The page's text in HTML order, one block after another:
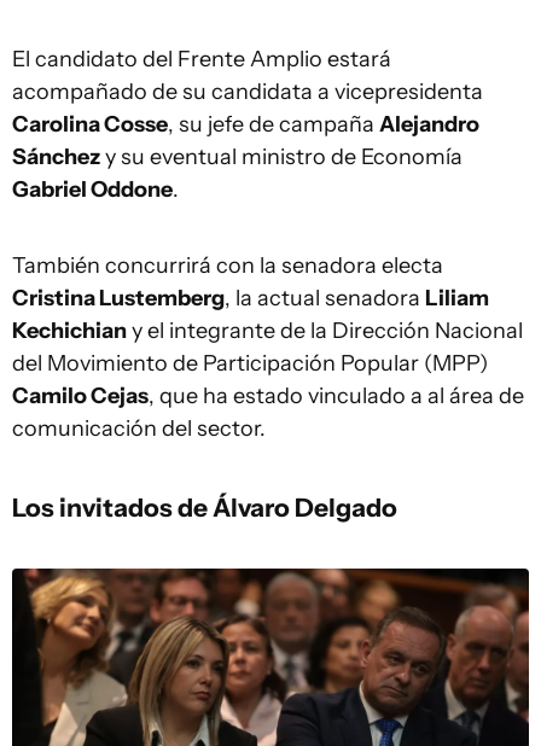
El candidato del Frente Amplio estará
acompañado de su candidata a vicepresidenta
Carolina Cosse, su jefe de campaña Alejandro
Sánchezy su eventual ministro de Economía
Gabriel Oddone.
También concurrirá con la senadora electa
Cristina Lustemberg, la actual senadora Liliam
Kechichiany el integrante de la Dirección Nacional
del Movimiento de Participación Popular (MPP)
Camilo Cejas, que ha estado vinculado a al área de
comunicación del sector.
Los invitados de Álvaro Delgado